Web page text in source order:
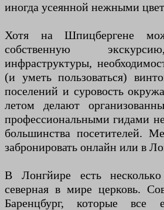
иногда усеянной нежными
Хотя на Шпицбергене
собственную
инфраструктуры,
(и уметь пользоваться)
поселений и суровость
летом делают
профессиональными гидами
большинства посетителей.
забронировать онлайн или в
В Лонгйире есть
северная в мире церковь.
Баренцбург, которые